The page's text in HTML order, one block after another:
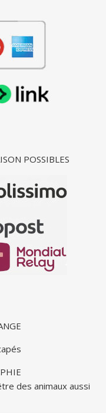
POSSIBLES
des animaux aussi